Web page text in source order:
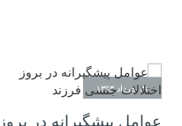
۳۱ خرداد ۱۳۹۳
عوامل پیشگیرانه در بروز